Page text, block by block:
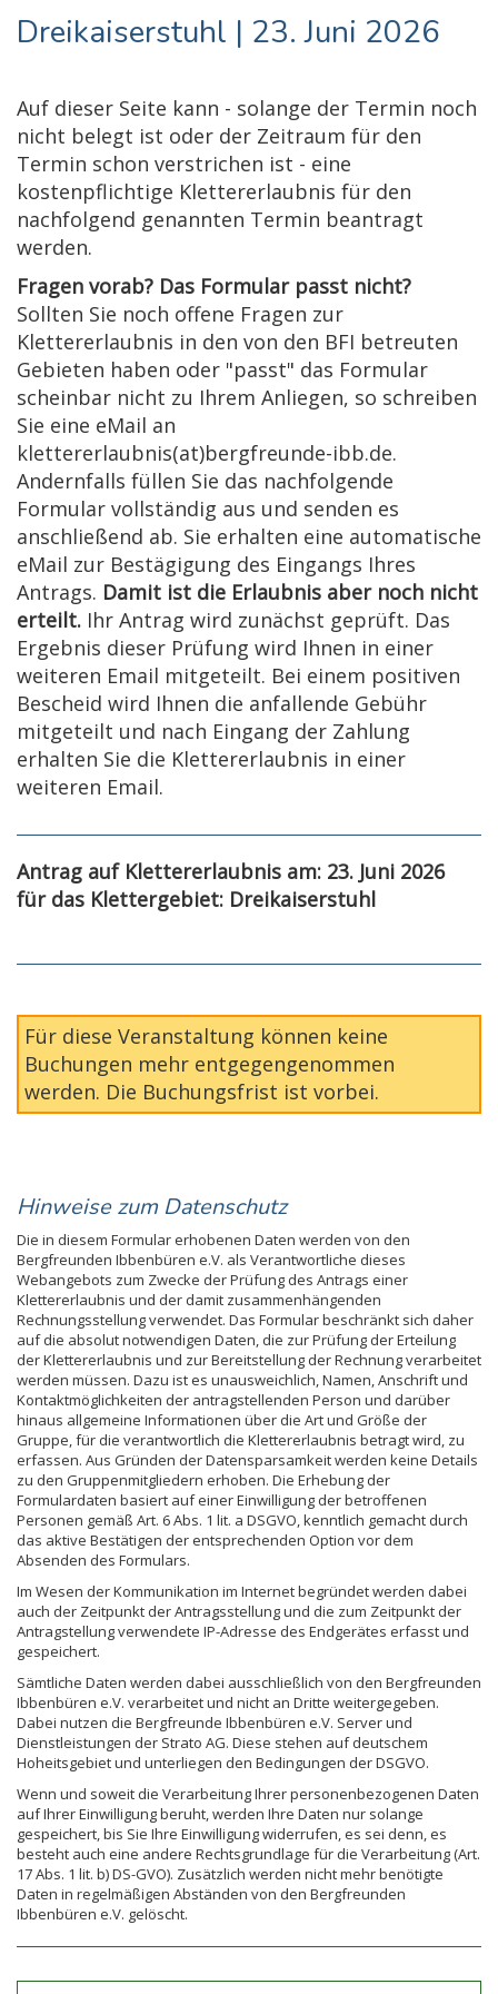
Dreikaiserstuhl | 23. Juni 2026
Auf dieser Seite kann - solange der Termin noch
nicht belegt ist oder der Zeitraum für den
Termin schon verstrichen ist - eine
kostenpflichtige Klettererlaubnis für den
nachfolgend genannten Termin beantragt
werden.
Fragen vorab? Das Formular passt nicht?
Sollten Sie noch offene Fragen zur
Klettererlaubnis in den von den BFI betreuten
Gebieten haben oder "passt" das Formular
scheinbar nicht zu Ihrem Anliegen, so schreiben
Sie eine eMail an
klettererlaubnis(at)bergfreunde-ibb.de.
Andernfalls füllen Sie das nachfolgende
Formular vollständig aus und senden es
anschließend ab. Sie erhalten eine automatische
eMail zur Bestägigung des Eingangs Ihres
Antrags. Damit ist die Erlaubnis aber noch nicht
erteilt. Ihr Antrag wird zunächst geprüft. Das
Ergebnis dieser Prüfung wird Ihnen in einer
weiteren Email mitgeteilt. Bei einem positiven
Bescheid wird Ihnen die anfallende Gebühr
mitgeteilt und nach Eingang der Zahlung
erhalten Sie die Klettererlaubnis in einer
weiteren Email.
Antrag auf Klettererlaubnis am: 23. Juni 2026
für das Klettergebiet: Dreikaiserstuhl
Für diese Veranstaltung können keine
Buchungen mehr entgegengenommen
werden. Die Buchungsfrist ist vorbei.
Hinweise zum Datenschutz
Die in diesem Formular erhobenen Daten werden von den
Bergfreunden Ibbenbüren e.V. als Verantwortliche dieses
Webangebots zum Zwecke der Prüfung des Antrags einer
Klettererlaubnis und der damit zusammenhängenden
Rechnungsstellung verwendet. Das Formular beschränkt sich daher
auf die absolut notwendigen Daten, die zur Prüfung der Erteilung
der Klettererlaubnis und zur Bereitstellung der Rechnung verarbeitet
werden müssen. Dazu ist es unausweichlich, Namen, Anschrift und
Kontaktmöglichkeiten der antragstellenden Person und darüber
hinaus allgemeine Informationen über die Art und Größe der
Gruppe, für die verantwortlich die Klettererlaubnis betragt wird, zu
erfassen. Aus Gründen der Datensparsamkeit werden keine Details
zu den Gruppenmitgliedern erhoben. Die Erhebung der
Formulardaten basiert auf einer Einwilligung der betroffenen
Personen gemäß Art. 6 Abs. 1 lit. a DSGVO, kenntlich gemacht durch
das aktive Bestätigen der entsprechenden Option vor dem
Absenden des Formulars.
Im Wesen der Kommunikation im Internet begründet werden dabei
auch der Zeitpunkt der Antragsstellung und die zum Zeitpunkt der
Antragstellung verwendete IP-Adresse des Endgerätes erfasst und
gespeichert.
Sämtliche Daten werden dabei ausschließlich von den Bergfreunden
Ibbenbüren e.V. verarbeitet und nicht an Dritte weitergegeben.
Dabei nutzen die Bergfreunde Ibbenbüren e.V. Server und
Dienstleistungen der Strato AG. Diese stehen auf deutschem
Hoheitsgebiet und unterliegen den Bedingungen der DSGVO.
Wenn und soweit die Verarbeitung Ihrer personenbezogenen Daten
auf Ihrer Einwilligung beruht, werden Ihre Daten nur solange
gespeichert, bis Sie Ihre Einwilligung widerrufen, es sei denn, es
besteht auch eine andere Rechtsgrundlage für die Verarbeitung (Art.
17 Abs. 1 lit. b) DS-GVO). Zusätzlich werden nicht mehr benötigte
Daten in regelmäßigen Abständen von den Bergfreunden
Ibbenbüren e.V. gelöscht.